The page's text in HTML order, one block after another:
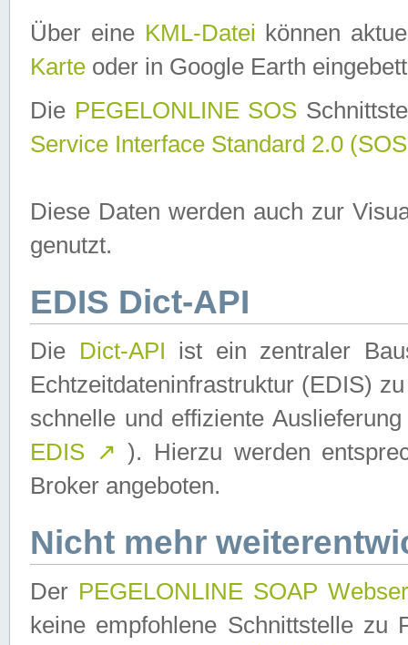
Über eine KML-Datei können
Karte oder in Google Earth
Die PEGELONLINE SOS
Service Interface Standard 2.0
Diese Daten werden auch zur
genutzt.
EDIS Dict-API
Die Dict-API ist ein zentraler
Echtzeitdateninfrastruktur (EDIS)
schnelle und effiziente
EDIS ↗ ). Hierzu werden
Broker angeboten.
Nicht mehr
Der PEGELONLINE SOAP
keine empfohlene Schnittstelle zu